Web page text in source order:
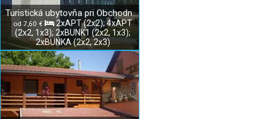
Turistická ubytovňa pri Obchodnej akadémii v Rožňave
od 7,60 €
2xAPT (2x2); 4xAPT
(2x2, 1x3); 2xBUNK1 (2x2, 1x3);
2xBUNKA (2x2, 2x3)